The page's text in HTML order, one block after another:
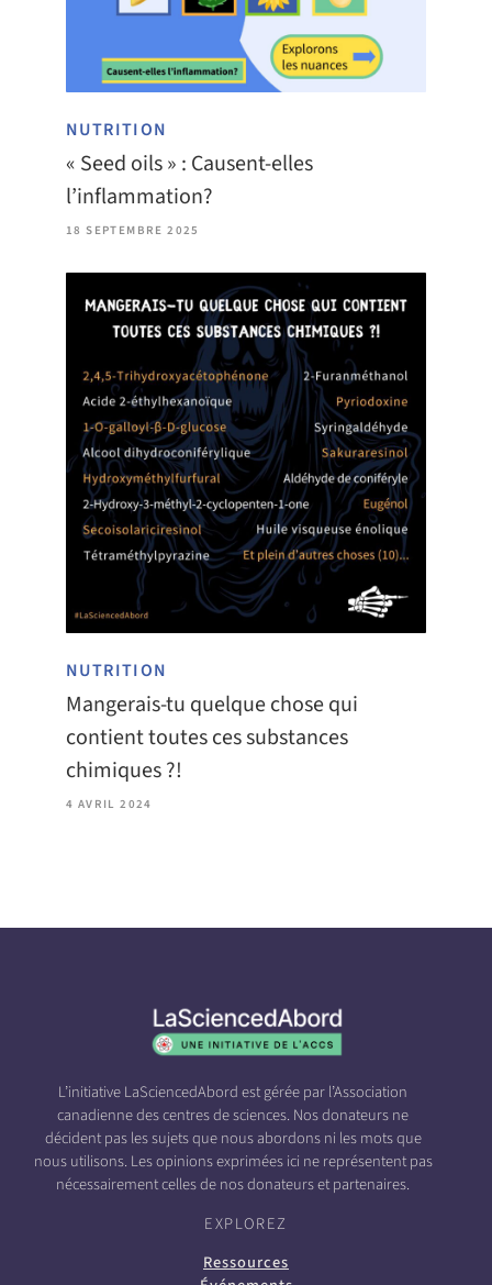
NUTRITION
« Seed oils » : Causent-elles
l’inflammation?
18 SEPTEMBRE 2025
NUTRITION
Mangerais-tu quelque chose qui
contient toutes ces substances
chimiques ?!
4 AVRIL 2024
L’initiative LaSciencedAbord est gérée par l’Association
canadienne des centres de sciences. Nos donateurs ne
décident pas les sujets que nous abordons ni les mots que
nous utilisons. Les opinions exprimées ici ne représentent pas
nécessairement celles de nos donateurs et partenaires.
EXPLOREZ
Ressources